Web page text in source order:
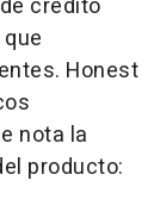
crédito
Honest
nota la
producto: